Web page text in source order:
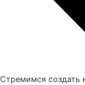
Стремимся создать